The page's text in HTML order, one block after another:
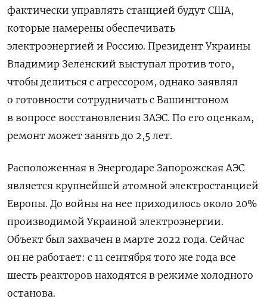
фактически управлять станцией будут США,
которые намерены обеспечивать
электроэнергией и Россию. Президент Украины
Владимир Зеленский выступал против того,
чтобы делиться с агрессором, однако заявлял
о готовности сотрудничать с Вашингтоном
в вопросе восстановления ЗАЭС. По его оценкам,
ремонт может занять до 2,5 лет.
Расположенная в Энергодаре Запорожская АЭС
является крупнейшей атомной электростанцией
Европы. До войны на нее приходилось около 20%
производимой Украиной электроэнергии.
Объект был захвачен в марте 2022 года. Сейчас
он не работает: с 11 сентября того же года все
шесть реакторов находятся в режиме холодного
останова.